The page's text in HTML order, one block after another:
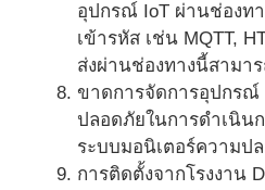
อุปกรณ์ IoT ผ่านช่องท
เข้ารหัส เช่น MQTT,
ส่งผ่านช่องทางนี้สามา
ขาดการจัดการอุปกรณ์
ปลอดภัยในการดำเนิน
ระบบมอนิเตอร์ความป
การติดตั้งจากโรงงาน